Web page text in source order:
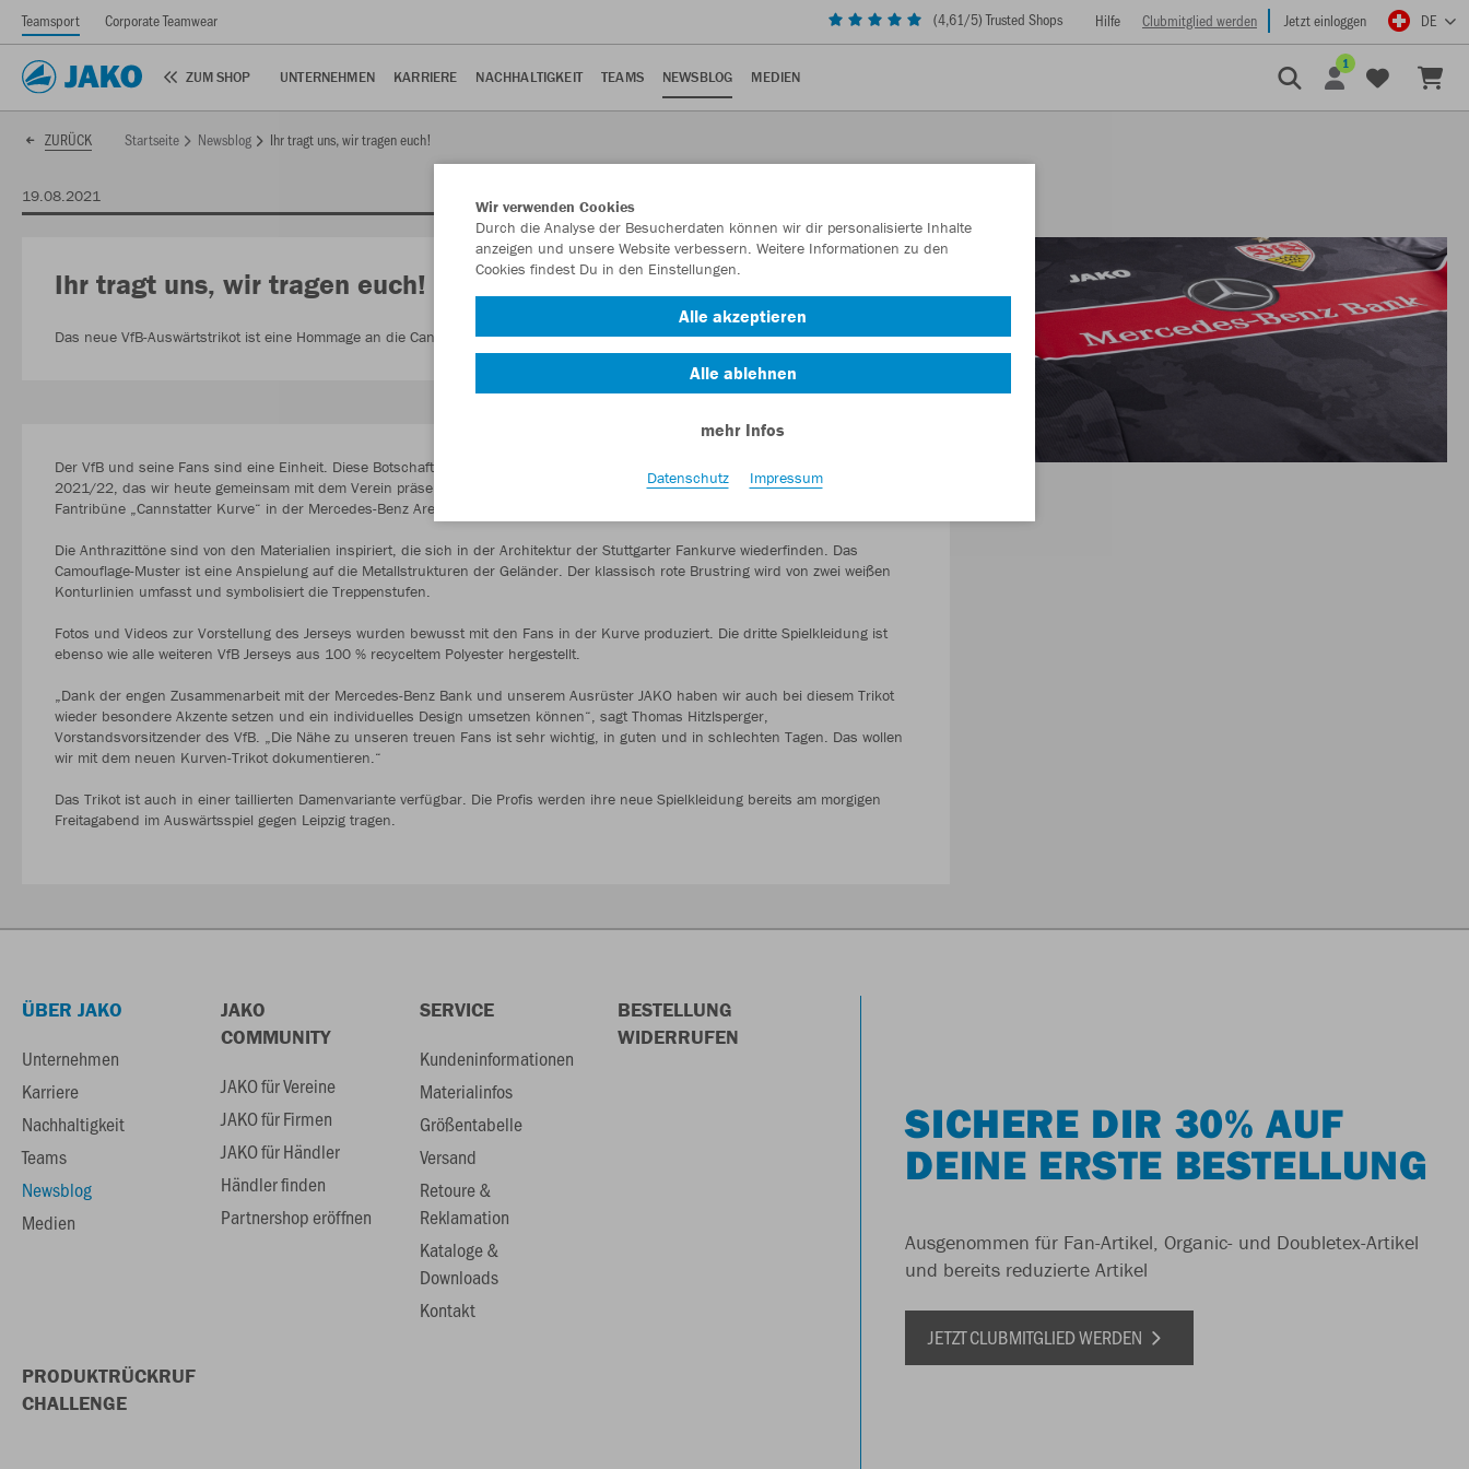
Teamsport Corporate Teamwear (4,61/5) Trusted Shops Hilfe Clubmitglied werden Jetzt einloggen DE
ZUM SHOP UNTERNEHMEN KARRIERE NACHHALTIGKEIT TEAMS NEWSBLOG MEDIEN
1
ZURÜCK Startseite Newsblog Ihr tragt uns, wir tragen euch!
19.08.2021
Ihr tragt uns, wir tragen euch!
Das neue VfB-Auswärtstrikot ist eine Hommage an die Cannstatter Kurve.
Der VfB und seine Fans sind eine Einheit. Diese Botschaft symbolisiert das dritte Trikot der Cannstatter Jungs für die Saison
2021/22, das wir heute gemeinsam mit dem Verein präsentiert haben. Das Design der Spielkleidung ist eine Hommage an die
Fantribüne „Cannstatter Kurve“ in der Mercedes-Benz Arena.
Die Anthrazittöne sind von den Materialien inspiriert, die sich in der Architektur der Stuttgarter Fankurve wiederfinden. Das
Camouflage-Muster ist eine Anspielung auf die Metallstrukturen der Geländer. Der klassisch rote Brustring wird von zwei weißen
Konturlinien umfasst und symbolisiert die Treppenstufen.
Fotos und Videos zur Vorstellung des Jerseys wurden bewusst mit den Fans in der Kurve produziert. Die dritte Spielkleidung ist
ebenso wie alle weiteren VfB Jerseys aus 100 % recyceltem Polyester hergestellt.
„Dank der engen Zusammenarbeit mit der Mercedes-Benz Bank und unserem Ausrüster JAKO haben wir auch bei diesem Trikot
wieder besondere Akzente setzen und ein individuelles Design umsetzen können“, sagt Thomas Hitzlsperger,
Vorstandsvorsitzender des VfB. „Die Nähe zu unseren treuen Fans ist sehr wichtig, in guten und in schlechten Tagen. Das wollen
wir mit dem neuen Kurven-Trikot dokumentieren.“
Das Trikot ist auch in einer taillierten Damenvariante verfügbar. Die Profis werden ihre neue Spielkleidung bereits am morgigen
Freitagabend im Auswärtsspiel gegen Leipzig tragen.
ÜBER JAKO
Unternehmen
Karriere
Nachhaltigkeit
Teams
Newsblog
Medien
JAKO
COMMUNITY
JAKO für Vereine
JAKO für Firmen
JAKO für Händler
Händler finden
Partnershop eröffnen
SERVICE
Kundeninformationen
Materialinfos
Größentabelle
Versand
Retoure &
Reklamation
Kataloge &
Downloads
Kontakt
BESTELLUNG
WIDERRUFEN
PRODUKTRÜCKRUF
CHALLENGE
SICHERE DIR 30% AUF
DEINE ERSTE BESTELLUNG
Ausgenommen für Fan-Artikel, Organic- und Doubletex-Artikel
und bereits reduzierte Artikel
JETZT CLUBMITGLIED WERDEN
Wir verwenden Cookies
Durch die Analyse der Besucherdaten können wir dir personalisierte Inhalte
anzeigen und unsere Website verbessern. Weitere Informationen zu den
Cookies findest Du in den Einstellungen.
Alle akzeptieren
Alle ablehnen
mehr Infos
Datenschutz Impressum